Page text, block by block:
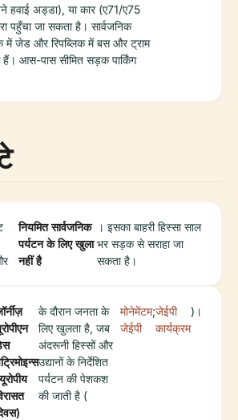
हवाई अड्डा), या कार (ए71/ए75
पहुँचा जा सकता है। सार्वजनिक
में जेड और रिपब्लिक में बस और ट्राम
हैं। आस-पास सीमित सड़क पार्किंग
नियमित सार्वजनिक
पर्यटन के लिए खुला
नहीं है
। इसका बाहरी हिस्सा साल
भर सड़क से सराहा जा
सकता है।
के दौरान जनता के
लिए खुलता है, जब
अंदरूनी हिस्सों और
उद्यानों के निर्देशित
पर्यटन की पेशकश
की जाती है (
मोनेमेंटम
जेईपी
;जेईपी
कार्यक्रम
)।